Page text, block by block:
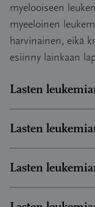
myelooiseen
myeeloinen
harvinainen, eikä
esiinny lainkaan
Lasten
oireet saattavat
leukemian
Tavallisimpia
johtuva kalpeus ja
verenvuodot ja
Lasten
Se kuitenkin
Lasten